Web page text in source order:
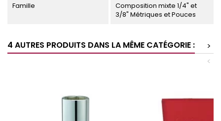
Famille
Composition mixte 1/4" et
3/8" Métriques et Pouces
4 AUTRES PRODUITS DANS LA MÊME CATÉGORIE :
>
<